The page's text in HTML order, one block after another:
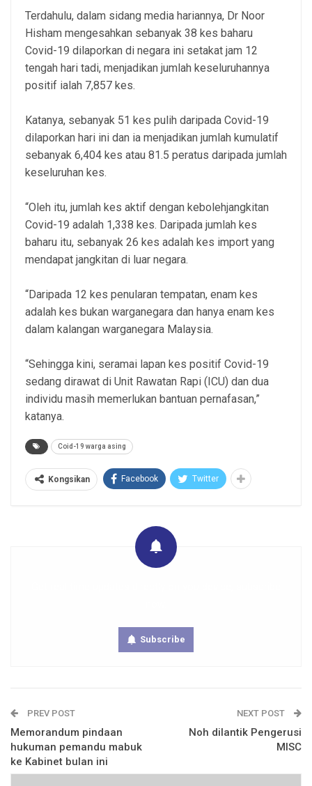
Terdahulu, dalam sidang media hariannya, Dr Noor
Hisham mengesahkan sebanyak 38 kes baharu
Covid-19 dilaporkan di negara ini setakat jam 12
tengah hari tadi, menjadikan jumlah keseluruhannya
positif ialah 7,857 kes.
Katanya, sebanyak 51 kes pulih daripada Covid-19
dilaporkan hari ini dan ia menjadikan jumlah kumulatif
sebanyak 6,404 kes atau 81.5 peratus daripada jumlah
keseluruhan kes.
“Oleh itu, jumlah kes aktif dengan kebolehjangkitan
Covid-19 adalah 1,338 kes. Daripada jumlah kes
baharu itu, sebanyak 26 kes adalah kes import yang
mendapat jangkitan di luar negara.
“Daripada 12 kes penularan tempatan, enam kes
adalah kes bukan warganegara dan hanya enam kes
dalam kalangan warganegara Malaysia.
“Sehingga kini, seramai lapan kes positif Covid-19
sedang dirawat di Unit Rawatan Rapi (ICU) dan dua
individu masih memerlukan bantuan pernafasan,”
katanya.
Coid-19 warga asing
Kongsikan Facebook Twitter
Subscribe
PREV POST
Memorandum pindaan
hukuman pemandu mabuk
ke Kabinet bulan ini
NEXT POST
Noh dilantik Pengerusi
MISC